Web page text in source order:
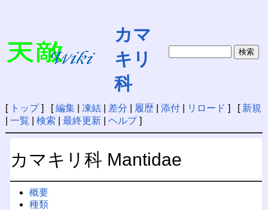
カマ
キリ
科
[ トップ] [編集| 凍結| 差分 履歴| 添付| リロード ] [ 新規
一覧 検索 最終更新| ヘルプ]
カマキリ科 Mantidae
概要
種類